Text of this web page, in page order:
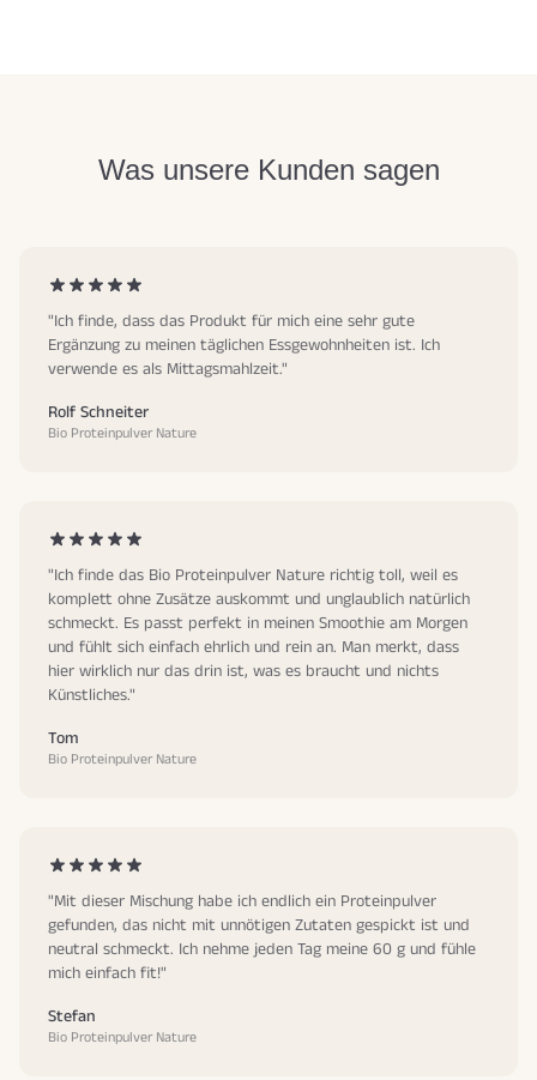
Was unsere Kunden sagen
"Ich finde, dass das Produkt für mich eine sehr gute
Ergänzung zu meinen täglichen Essgewohnheiten ist. Ich
verwende es als Mittagsmahlzeit."
Rolf Schneiter
Bio Proteinpulver Nature
"Ich finde das Bio Proteinpulver Nature richtig toll, weil es
komplett ohne Zusätze auskommt und unglaublich natürlich
schmeckt. Es passt perfekt in meinen Smoothie am Morgen
und fühlt sich einfach ehrlich und rein an. Man merkt, dass
hier wirklich nur das drin ist, was es braucht und nichts
Künstliches."
Tom
Bio Proteinpulver Nature
"Mit dieser Mischung habe ich endlich ein Proteinpulver
gefunden, das nicht mit unnötigen Zutaten gespickt ist und
neutral schmeckt. Ich nehme jeden Tag meine 60 g und fühle
mich einfach fit!"
Stefan
Bio Proteinpulver Nature